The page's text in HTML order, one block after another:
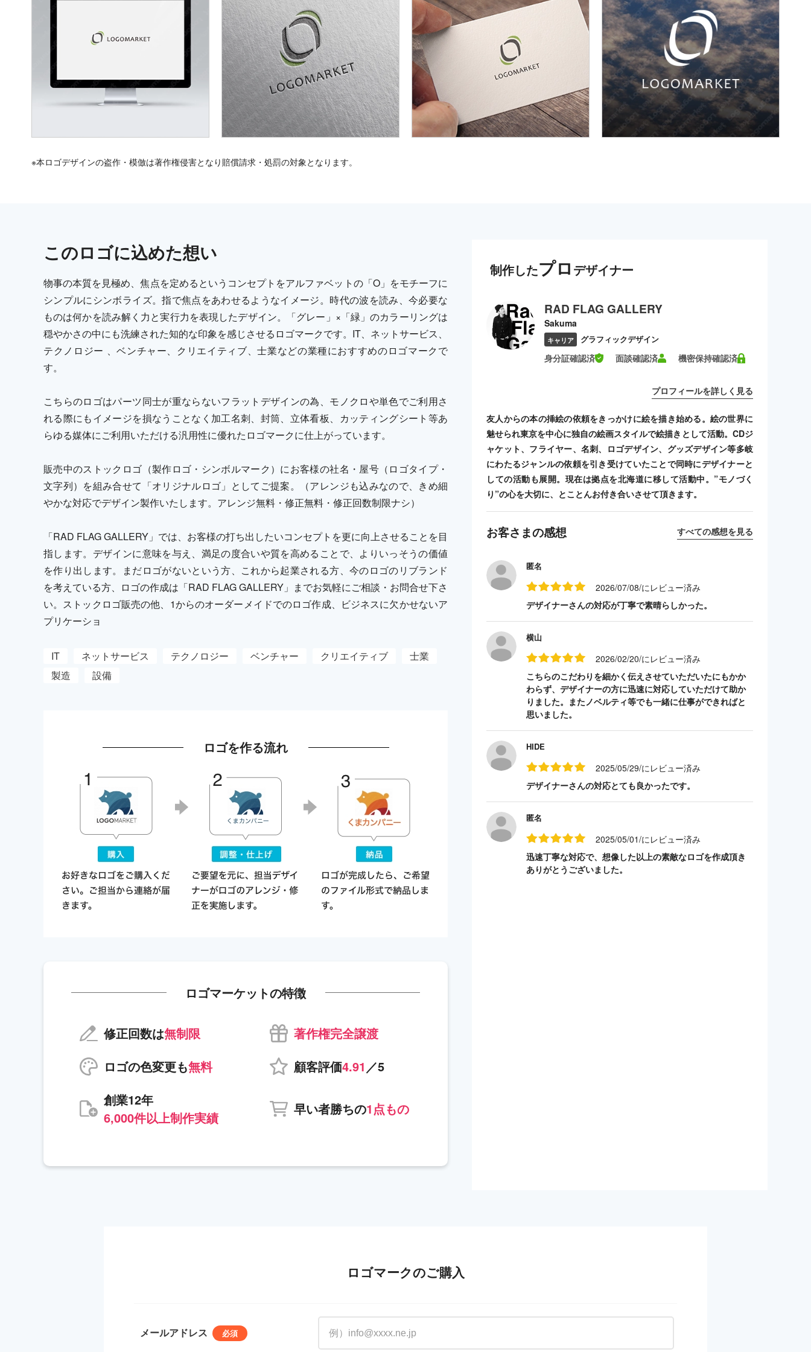
※本ロゴデザインの盗作・模倣は著作権侵害となり賠償請求・処罰の対象となります。
このロゴに込めた想い
物事の本質を見極め、焦点を定めるというコンセプトをアルファベットの「O」をモチーフに
シンプルにシンボライズ。指で焦点をあわせるようなイメージ。時代の波を読み、今必要な
ものは何かを読み解く力と実行力を表現したデザイン。「グレー」×「緑」のカラーリングは
穏やかさの中にも洗練された知的な印象を感じさせるロゴマークです。IT、ネットサービス、
テクノロジー 、ベンチャー、クリエイティブ、士業などの業種におすすめのロゴマークで
す。
こちらのロゴはパーツ同士が重ならないフラットデザインの為、モノクロや単色でご利用さ
れる際にもイメージを損なうことなく加工名刺、封筒、立体看板、カッティングシート等あ
らゆる媒体にご利用いただける汎用性に優れたロゴマークに仕上がっています。
販売中のストックロゴ（製作ロゴ・シンボルマーク）にお客様の社名・屋号（ロゴタイプ・
文字列）を組み合せて「オリジナルロゴ」としてご提案。（アレンジも込みなので、きめ細
やかな対応でデザイン製作いたします。アレンジ無料・修正無料・修正回数制限ナシ）
「RAD FLAG GALLERY」では、お客様の打ち出したいコンセプトを更に向上させることを目
指します。デザインに意味を与え、満足の度合いや質を高めることで、よりいっそうの価値
を作り出します。まだロゴがないという方、これから起業される方、今のロゴのリブランド
を考えている方、ロゴの作成は「RAD FLAG GALLERY」までお気軽にご相談・お問合せ下さ
い。ストックロゴ販売の他、1からのオーダーメイドでのロゴ作成、ビジネスに欠かせないア
プリケーショ
IT ネットサービス テクノロジー ベンチャー クリエイティブ
士業
製造
設備
ロゴを作る流れ
ロゴマーケットの特徴
修正回数は無制限
著作権完全譲渡
ロゴの色変更も無料 顧客評価4.91 ／5
創業12年
6,000件以上制作実績
早い者勝ちの1点もの
制作したプロ デザイナー
RAD FLAG GALLERY
Sakuma
キャリア グラフィックデザイン
身分証確認済 面談確認済 機密保持確認済
プロフィールを詳しく見る
友人からの本の挿絵の依頼をきっかけに絵を描き始める。絵の世界に
魅せられ東京を中心に独自の絵画スタイルで絵描きとして活動。CDジ
ャケット、フライヤー、名刺、ロゴデザイン、グッズデザイン等多岐
にわたるジャンルの依頼を引き受けていたことで同時にデザイナーと
しての活動も展開。現在は拠点を北海道に移して活動中。”モノづく
り”の心を大切に、とことんお付き合いさせて頂きます。
お客さまの感想 すべての感想を見る
匿名
2026/07/08/にレビュー済み
デザイナーさんの対応が丁寧で素晴らしかった。
横山
2026/02/20/にレビュー済み
こちらのこだわりを細かく伝えさせていただいたにもかか
わらず、デザイナーの方に迅速に対応していただけて助か
りました。またノベルティ等でも一緒に仕事ができればと
思いました。
HIDE
2025/05/29/にレビュー済み
デザイナーさんの対応とても良かったです。
匿名
2025/05/01/にレビュー済み
迅速丁寧な対応で、想像した以上の素敵なロゴを作成頂き
ありがとうございました。
ロゴマークのご購入
メールアドレス